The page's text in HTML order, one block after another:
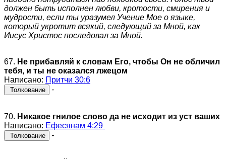
должен быть исполнен любви, кротости, смирения и
мудрости, если ты уразумел Учение Мое о языке,
который укротит всякий, следующий за Мной, как
Иисус Христос последовал за Мной.
67. Не прибавляй к словам Его, чтобы Он не обличил
тебя, и ты не оказался лжецом
Написано: Притчи 30:6
Толкование -
70. Никакое гнилое слово да не исходит из уст ваших
Написано: Ефесянам 4:29
Толкование -